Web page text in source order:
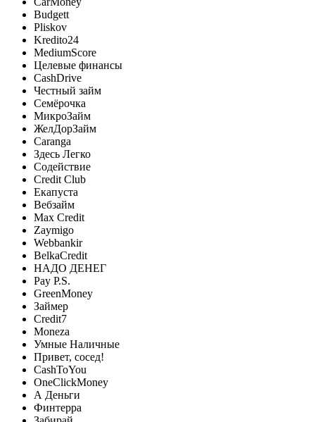
Budgett
Pliskov
Kredito24
MediumScore
Целевые финансы
CashDrive
Честный займ
Семёрочка
МикроЗайм
ЖелДорЗайм
Caranga
Здесь Легко
Содействие
Credit Club
Екапуста
Вебзайм
Max Credit
Zaymigo
Webbankir
BelkaCredit
НАДО ДЕНЕГ
Pay P.S.
GreenMoney
Займер
Credit7
Moneza
Умные Наличные
Привет, сосед!
CashToYou
OneClickMoney
А Деньги
Финтерра